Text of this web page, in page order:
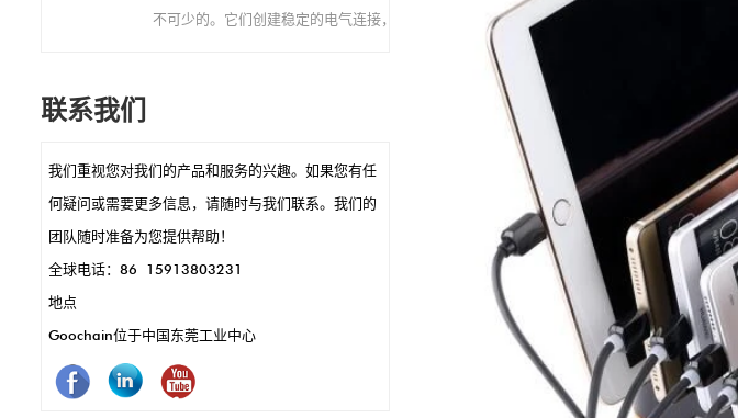
不可少的。它们创建稳定的电气连接，非常适
计，例如在手持式终端或读卡器中。 POGO引
交易的关键。另外，它们耐用且耐腐蚀，这意
味着更少的维护和更长的使用。简而言之，
Pogo引脚使POS系统的运作效果更好，更快，
联系我们
我们重视您对我们的产品和服务的兴趣。如果您有任
何疑问或需要更多信息，请随时与我们联系。我们的
团队随时准备为您提供帮助！
全球电话：86 15913803231
地点
Goochain位于中国东莞工业中心